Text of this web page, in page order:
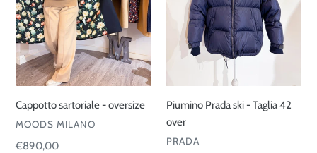
Cappotto sartoriale - oversize
VENDITORE
MOODS MILANO
Prezzo
€890,00
Piumino Prada ski - Taglia 42
over
VENDITORE
PRADA